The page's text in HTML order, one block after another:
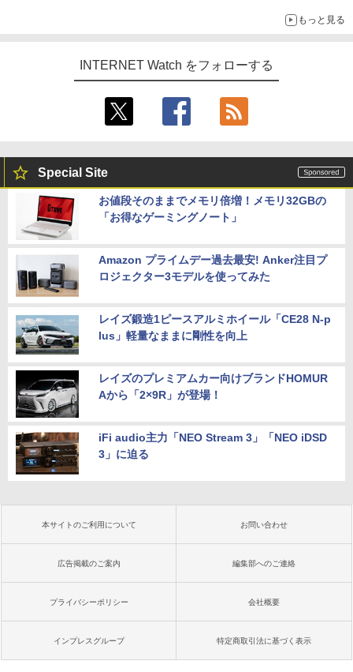
もっと見る
INTERNET Watch をフォローする
Special Site
お値段そのままでメモリ倍増！メモリ32GBの
「お得なゲーミングノート」
Amazon プライムデー過去最安! Anker注目プ
ロジェクター3モデルを使ってみた
レイズ鍛造1ピースアルミホイール「CE28 N-p
lus」軽量なままに剛性を向上
レイズのプレミアムカー向けブランドHOMUR
Aから「2×9R」が登場！
iFi audio主力「NEO Stream 3」「NEO iDSD
3」に迫る
本サイトのご利用について お問い合わせ
広告掲載のご案内 編集部へのご連絡
プライバシーポリシー 会社概要
インプレスグループ 特定商取引法に基づく表示